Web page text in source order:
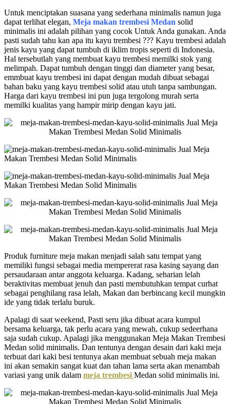
Untuk menciptakan suasana yang sederhana minimalis namun juga
dapat terlihat elegan, Meja makan trembesi Medan solid
minimalis ini adalah pilihan yang cocok Untuk Anda gunakan. Anda
pasti sudah tahu kan apa itu kayu trembesi ??? Kayu trembesi adalah
jenis kayu yang dapat tumbuh di iklim tropis seperti di Indonesia.
Hal tersebutlah yang membuat kayu trembesi memilki stok yang
melimpah. Dapat tumbuh dengan tinggi dan diameter yang besar,
emmbuat kayu trembesi ini dapat dengan mudah dibuat sebagai
bahan baku yang kayu trembesi solid atau utuh tanpa sambungan.
Harga dari kayu trembesi ini pun juga tergolong murah serta
memilki kualitas yang hampir mirip dengan kayu jati.
Produk furniture meja makan menjadi salah satu tempat yang
memiliki fungsi sebagai media mempererat rasa kasing sayang dan
persaudaraan antar anggota keluarga. Kadang, seharian lelah
beraktivitas membuat jenuh dan pasti membutuhkan tempat curhat
sebagai penghilang rasa lelah, Makan dan berbincang kecil mungkin
ide yang tidak terlalu buruk.
Apalagi di saat weekend, Pasti seru jika dibuat acara kumpul
bersama keluarga, tak perlu acara yang mewah, cukup sedeerhana
saja sudah cukup. Apalagi jika menggunakan Meja Makan Trembesi
Medan solid minimalis. Dan tentunya dengan desain dari kaki meja
terbuat dari kaki besi tentunya akan membuat sebuah meja makan
ini akan semakin sangat kuat dan tahan lama serta akan menambah
variasi yang unik dalam meja trembesi Medan solid minimalis ini.